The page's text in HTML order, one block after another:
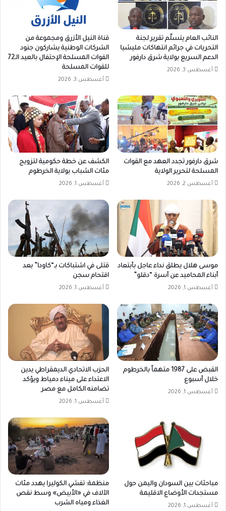
النائب العام يتسلّم تقرير لجنة
التحريات في جرائم انتهاكات مليشيا
الدعم السريع بولاية شرق دارفور
أغسطس 3, 2026
قناة النيل الأزرق ومجموعة من
الشركات الوطنية يشاركون جنود
القوات المسلحة الإحتفال بالعيد الـ72
للقوات المسلحة
أغسطس 3, 2026
شرق دارفور تجدد العهد مع القوات
المسلحة لتحرير الولاية
أغسطس 2, 2026
الكشف عن خطة حكومية لتزويج
مئات الشباب بولاية الخرطوم
أغسطس 1, 2026
موسى هلال يطلق نداء عاجل بأبتعاد
أبناء المحاميد عن أسرة “دقلو”
أغسطس 1, 2026
قتلى في اشتباكات بـ“كاودا” بعد
اقتحام سجن
أغسطس 1, 2026
القبض على 1987 متهماً بالخرطوم
خلال أسبوع
أغسطس 1, 2026
الحزب الاتحادي الديمقراطي يدين
الاعتداء على ميناء دمياط ويؤكد
تضامنه الكامل مع مصر
أغسطس 1, 2026
مباحثات بين السودان واليمن حول
مستجدات الأوضاع الاقليمة
أغسطس 1, 2026
منظمة: تفشي الكوليرا يهدد مئات
الآلاف في «الأبيض» وسط نقص
الغذاء ومياه الشرب